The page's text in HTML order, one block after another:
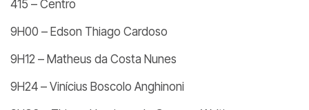
415 – Centro
9H00 – Edson Thiago Cardoso
9H12 – Matheus da Costa Nunes
9H24 – Vinícius Boscolo Anghinoni